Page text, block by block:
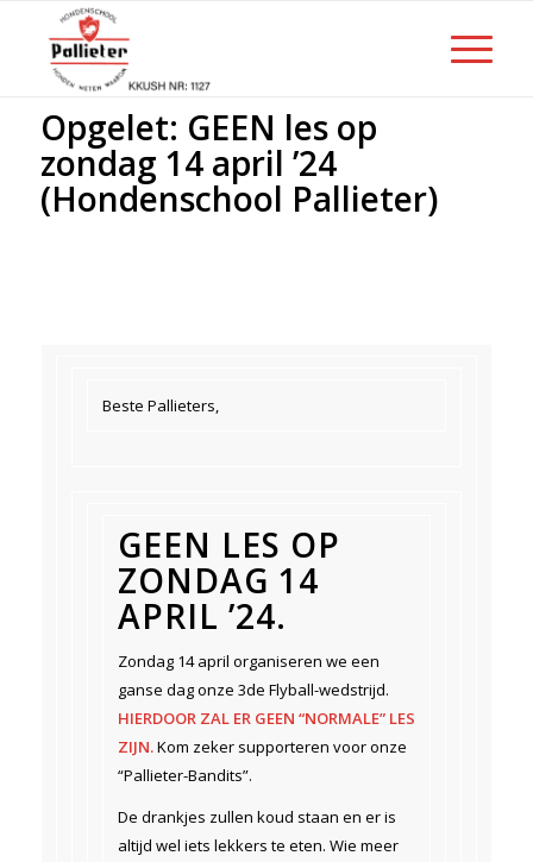
Opgelet: GEEN les op
zondag 14 april ’24
(Hondenschool Pallieter)
Beste Pallieters,
GEEN LES OP
ZONDAG 14
APRIL ’24.
Zondag 14 april organiseren we een
ganse dag onze 3de Flyball-wedstrijd.
HIERDOOR ZAL ER GEEN “NORMALE” LES
ZIJN.Kom zeker supporteren voor onze
“Pallieter-Bandits”.
De drankjes zullen koud staan en er is
altijd wel iets lekkers te eten. Wie meer